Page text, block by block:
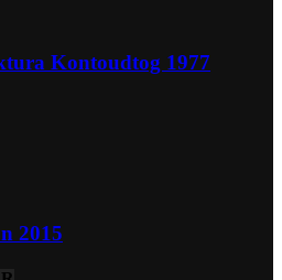
Kontoudtog 1977
2015